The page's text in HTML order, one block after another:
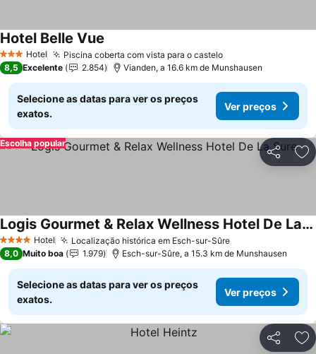
3 EstrelasHotel Piscina coberta com vista para o castelo
Hotel Belle Vue
8,5 Excelente 2.854 Vianden, a 16.6 km de Munshausen
Selecione as datas para ver os preços
exatos.
Ver preços
Partilhar
Escolha popular
4 EstrelasHotel Localização histórica em Esch-sur-Sûre
Logis Gourmet & Relax Wellness Hotel De La Sure
8,0 Muito boa 1.979 Esch-sur-Sûre, a 15.3 km de Munshausen
Selecione as datas para ver os preços
exatos.
Ver preços
Partilhar